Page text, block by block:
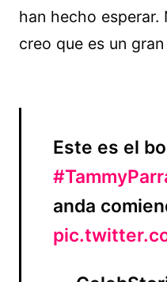
han hecho esperar.
creo que es un
Este es el
anda